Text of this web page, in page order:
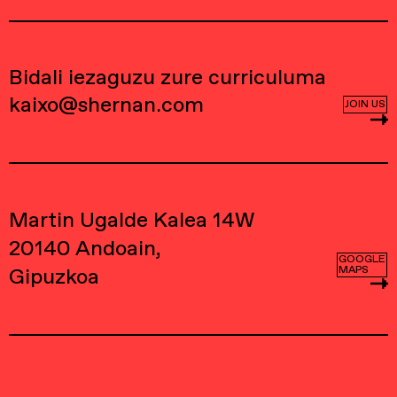
Bidali iezaguzu zure curriculuma
kaixo@shernan.com
JOIN US
Martin Ugalde Kalea 14W
20140 Andoain,
Gipuzkoa
GOOGLE
MAPS